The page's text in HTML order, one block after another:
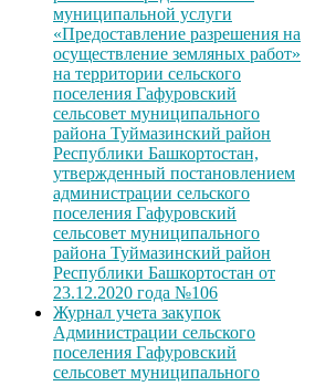
муниципальной услуги
«Предоставление разрешения на
осуществление земляных работ»
на территории сельского
поселения Гафуровский
сельсовет муниципального
района Туймазинский район
Республики Башкортостан,
утвержденный постановлением
администрации сельского
поселения Гафуровский
сельсовет муниципального
района Туймазинский район
Республики Башкортостан от
23.12.2020 года №106
Журнал учета закупок
Администрации сельского
поселения Гафуровский
сельсовет муниципального